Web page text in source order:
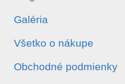
Galéria
Všetko o nákupe
Obchodné podmienky